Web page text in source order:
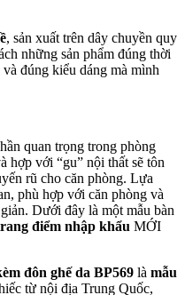
, sản xuất trên dây chuyền quy
những sản phẩm đúng thời
đúng kiểu dáng mà mình
quan trọng trong phòng
hợp với “gu” nội thất sẽ tôn
rũ cho căn phòng. Lựa
phù hợp với căn phòng và
Dưới đây là một mẫu bàn
điểm nhập khẩu MỚI
đôn ghế da BP569 là mẫu
từ nội địa Trung Quốc,